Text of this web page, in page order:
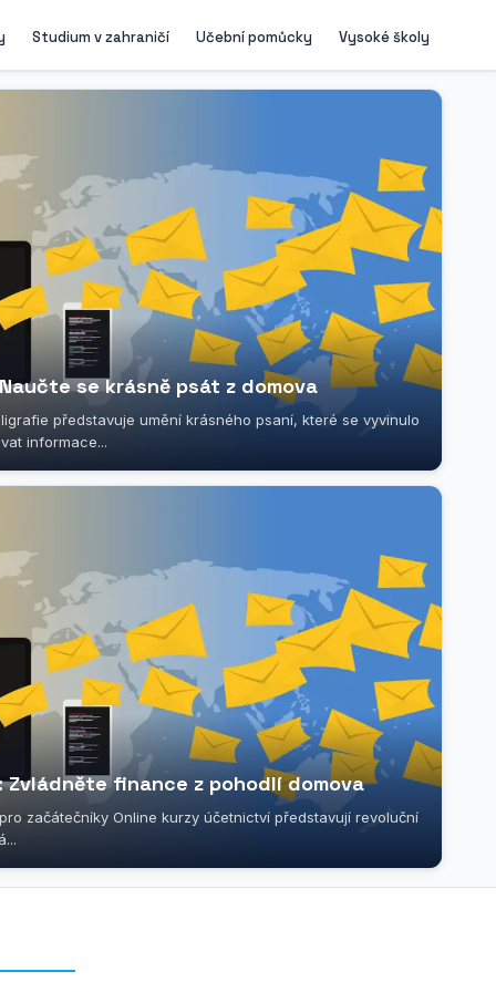
Studium v zahraničí Učební pomůcky Vysoké školy
se krásně psát z domova
představuje umění krásného psaní, které se vyvinulo
informace...
finance z pohodlí domova
začátečníky Online kurzy účetnictví představují revoluční